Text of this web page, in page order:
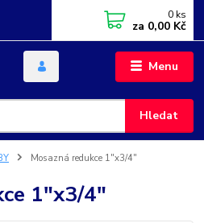
Menu
Hledat
0 ks
za 0,00 Kč
Mosazná redukce 1"x3/4"
1"x3/4"